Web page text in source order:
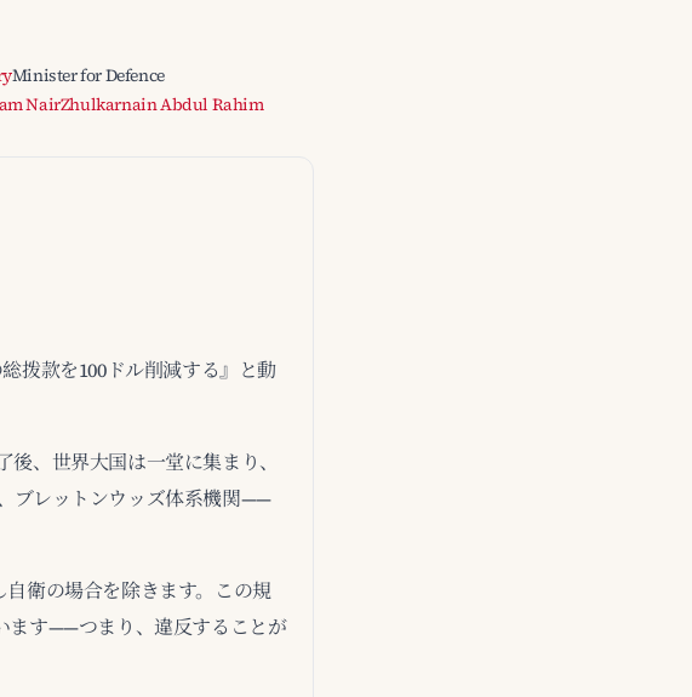
Minister for Defence
NairZhulkarnain Abdul Rahim
拨款を100ドル削減する』と動
、世界大国は一堂に集まり、
ブレットンウッズ体系機関——
衛の場合を除きます。この規
ます——つまり、違反することが